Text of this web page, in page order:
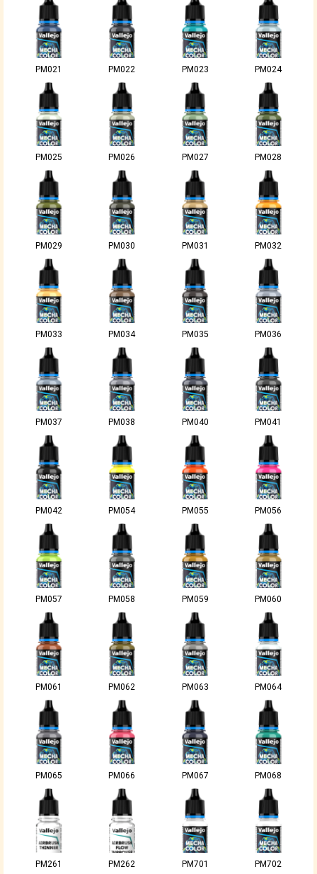
PM021 PM022 PM023 PM024
PM025 PM026 PM027 PM028
PM029 PM030 PM031 PM032
PM033 PM034 PM035 PM036
PM037 PM038 PM040 PM041
PM042 PM054 PM055 PM056
PM057 PM058 PM059 PM060
PM061 PM062 PM063 PM064
PM065 PM066 PM067 PM068
PM261 PM262 PM701 PM702